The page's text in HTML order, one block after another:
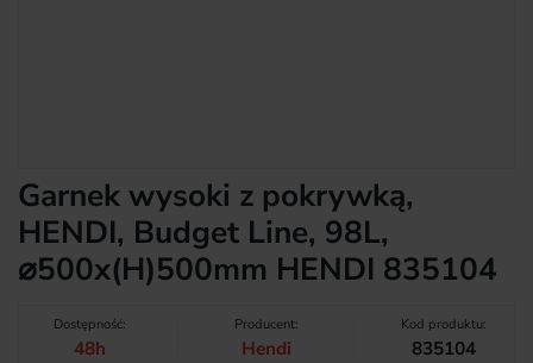
Garnek wysoki z pokrywką,
HENDI, Budget Line, 98L,
⌀500x(H)500mm HENDI 835104
Dostępność:
48h
Producent:
Hendi
Kod produktu:
835104